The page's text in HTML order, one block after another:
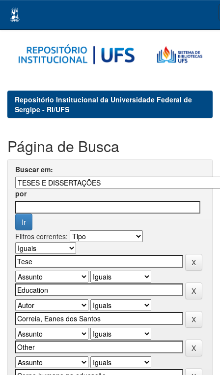
navigation
Repositório Institucional da Universidade Federal de
Sergipe - RI/UFS
Página de Busca
Buscar em:
por
Filtros correntes: